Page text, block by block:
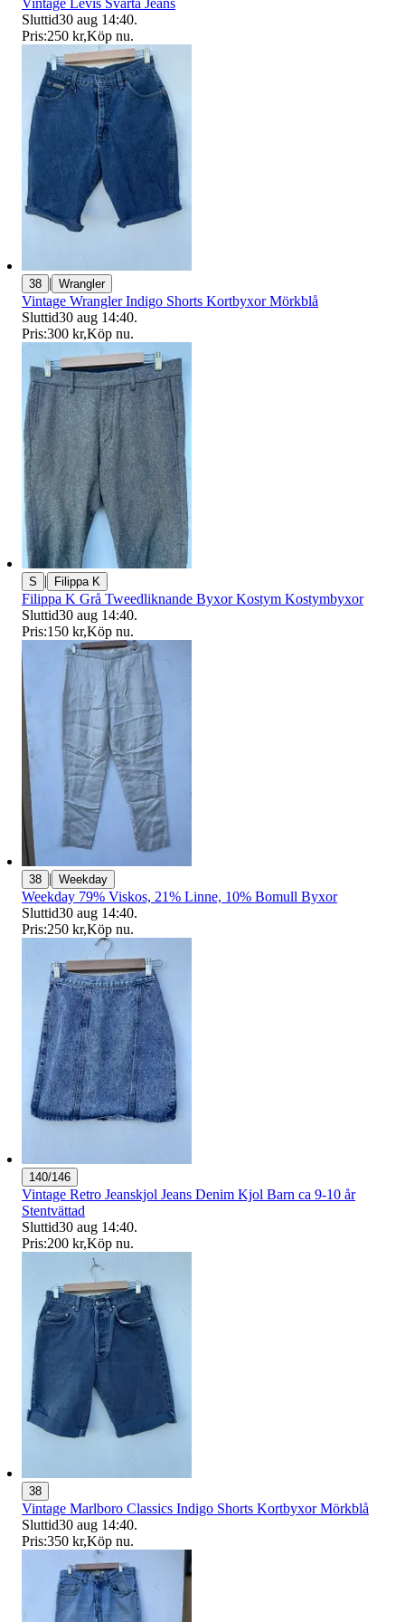
Sluttid30 aug 14:40.
Pris:250 kr,Köp nu.
38 | Wrangler
Vintage Wrangler Indigo Shorts Kortbyxor Mörkblå
Sluttid30 aug 14:40.
Pris:300 kr,Köp nu.
S | Filippa K
Filippa K Grå Tweedliknande Byxor Kostym Kostymbyxor
Sluttid30 aug 14:40.
Pris:150 kr,Köp nu.
38 | Weekday
Weekday 79% Viskos, 21% Linne, 10% Bomull Byxor
Sluttid30 aug 14:40.
Pris:250 kr,Köp nu.
140/146
Vintage Retro Jeanskjol Jeans Denim Kjol Barn ca 9-10 år
Stentvättad
Sluttid30 aug 14:40.
Pris:200 kr,Köp nu.
38
Vintage Marlboro Classics Indigo Shorts Kortbyxor Mörkblå
Sluttid30 aug 14:40.
Pris:350 kr,Köp nu.